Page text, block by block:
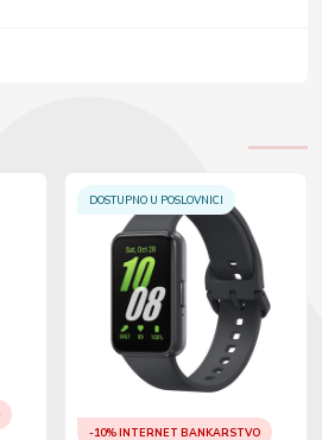
DOSTUPNO U POSLOVNICI
-10% INTERNET BANKARSTVO